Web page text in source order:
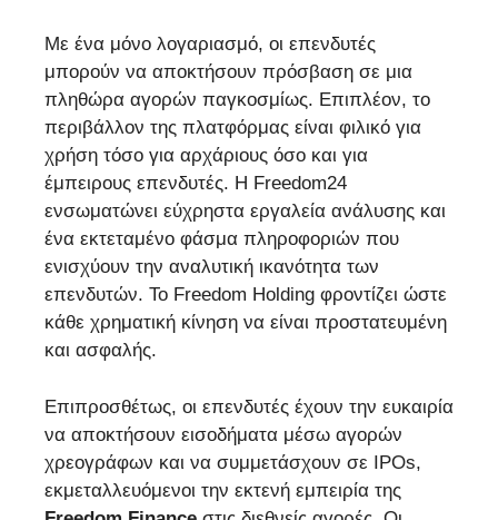
Με ένα μόνο λογαριασμό, οι επενδυτές
μπορούν να αποκτήσουν πρόσβαση σε μια
πληθώρα αγορών παγκοσμίως. Επιπλέον, το
περιβάλλον της πλατφόρμας είναι φιλικό για
χρήση τόσο για αρχάριους όσο και για
έμπειρους επενδυτές. Η Freedom24
ενσωματώνει εύχρηστα εργαλεία ανάλυσης και
ένα εκτεταμένο φάσμα πληροφοριών που
ενισχύουν την αναλυτική ικανότητα των
επενδυτών. Το Freedom Holding φροντίζει ώστε
κάθε χρηματική κίνηση να είναι προστατευμένη
και ασφαλής.
Επιπροσθέτως, οι επενδυτές έχουν την ευκαιρία
να αποκτήσουν εισοδήματα μέσω αγορών
χρεογράφων και να συμμετάσχουν σε IPOs,
εκμεταλλευόμενοι την εκτενή εμπειρία της